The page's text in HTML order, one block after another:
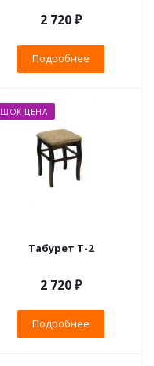
2 720 ₽
Подробнее
ШОК ЦЕНА
Табурет Т-2
2 720 ₽
Подробнее